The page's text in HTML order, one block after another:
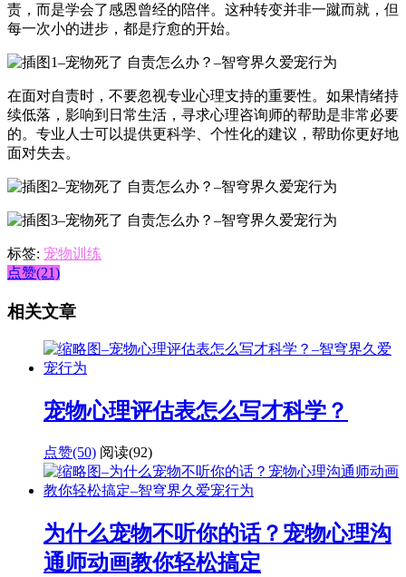
责，而是学会了感恩曾经的陪伴。这种转变并非一蹴而就，但
每一次小的进步，都是疗愈的开始。
在面对自责时，不要忽视专业心理支持的重要性。如果情绪持
续低落，影响到日常生活，寻求心理咨询师的帮助是非常必要
的。专业人士可以提供更科学、个性化的建议，帮助你更好地
面对失去。
标签: 宠物训练
点赞(21)
相关文章
宠物心理评估表怎么写才科学？
点赞(50) 阅读(92)
为什么宠物不听你的话？宠物心理沟
通师动画教你轻松搞定